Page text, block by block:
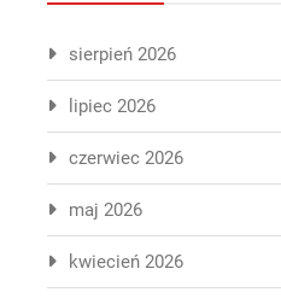
sierpień 2026
lipiec 2026
czerwiec 2026
maj 2026
kwiecień 2026